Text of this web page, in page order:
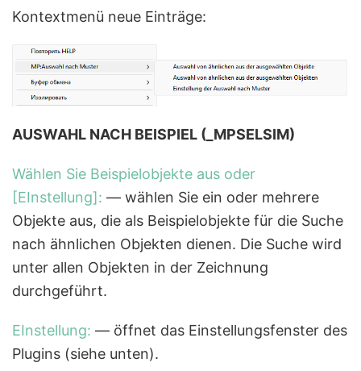
Kontextmenü neue Einträge:
AUSWAHL NACH BEISPIEL (_MPSELSIM)
Wählen Sie Beispielobjekte aus oder
[EInstellung]: — wählen Sie ein oder mehrere
Objekte aus, die als Beispielobjekte für die Suche
nach ähnlichen Objekten dienen. Die Suche wird
unter allen Objekten in der Zeichnung
durchgeführt.
EInstellung: — öffnet das Einstellungsfenster des
Plugins (siehe unten).